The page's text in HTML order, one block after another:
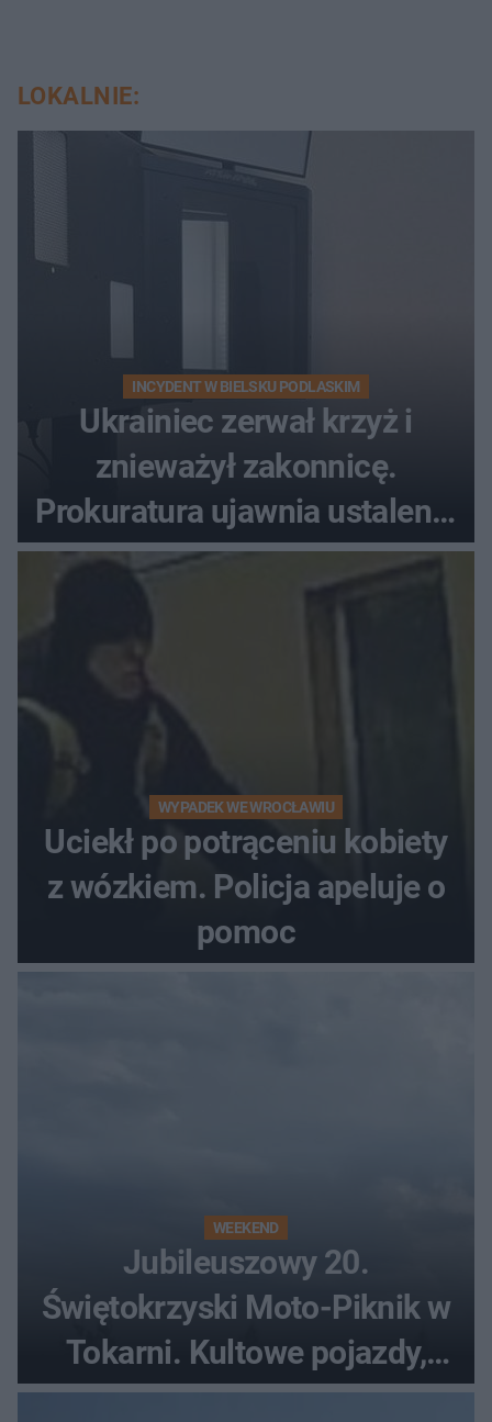
LOKALNIE:
INCYDENT W BIELSKU PODLASKIM
Ukrainiec zerwał krzyż i
znieważył zakonnicę.
Prokuratura ujawnia ustalenia
w sprawie 26-latka
WYPADEK WE WROCŁAWIU
Uciekł po potrąceniu kobiety
z wózkiem. Policja apeluje o
pomoc
WEEKEND
Jubileuszowy 20.
Świętokrzyski Moto-Piknik w
Tokarni. Kultowe pojazdy,
pokazy i muzyczna scena w